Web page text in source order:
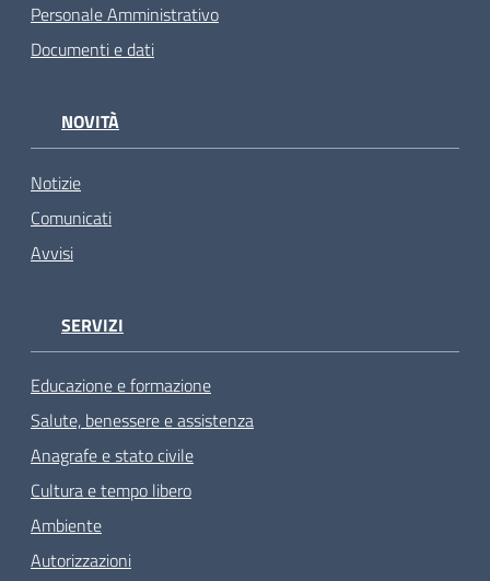
Personale Amministrativo
Documenti e dati
NOVITÀ
Notizie
Comunicati
Avvisi
SERVIZI
Educazione e formazione
Salute, benessere e assistenza
Anagrafe e stato civile
Cultura e tempo libero
Ambiente
Autorizzazioni